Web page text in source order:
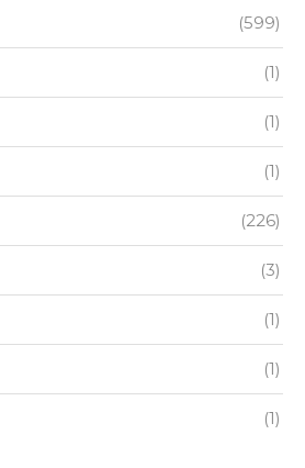
(599)
(1)
(1)
(1)
(226)
(3)
(1)
(1)
(1)